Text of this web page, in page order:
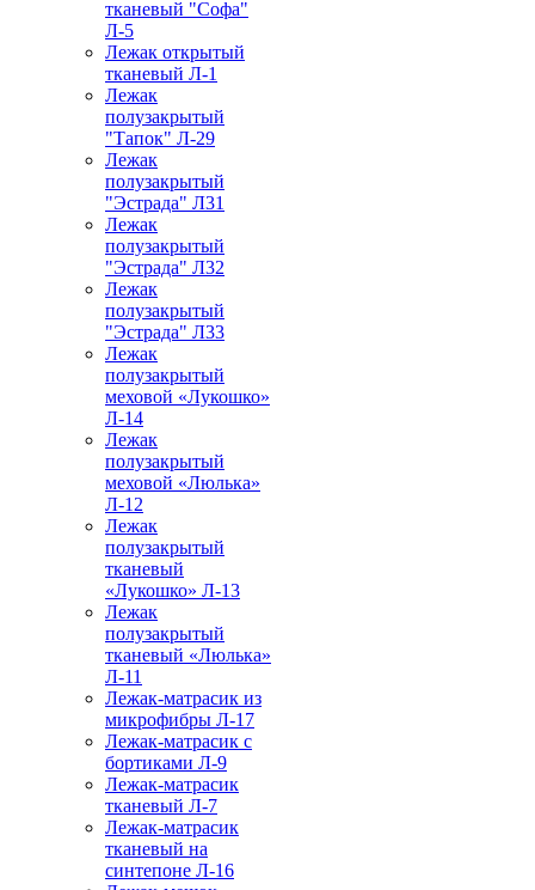
тканевый "Софа"
Л-5
Лежак открытый
тканевый Л-1
Лежак
полузакрытый
"Тапок" Л-29
Лежак
полузакрытый
"Эстрада" Л31
Лежак
полузакрытый
"Эстрада" Л32
Лежак
полузакрытый
"Эстрада" Л33
Лежак
полузакрытый
меховой «Лукошко»
Л-14
Лежак
полузакрытый
меховой «Люлька»
Л-12
Лежак
полузакрытый
тканевый
«Лукошко» Л-13
Лежак
полузакрытый
тканевый «Люлька»
Л-11
Лежак-матрасик из
микрофибры Л-17
Лежак-матрасик с
бортиками Л-9
Лежак-матрасик
тканевый Л-7
Лежак-матрасик
тканевый на
синтепоне Л-16